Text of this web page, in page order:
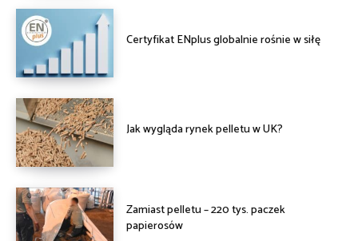
Certyfikat ENplus globalnie rośnie w siłę
Jak wygląda rynek pelletu w UK?
Zamiast pelletu – 220 tys. paczek
papierosów